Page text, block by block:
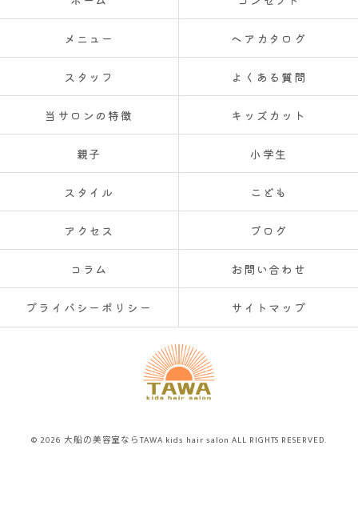
メニュー ヘアカタログ
スタッフ よくある質問
当サロンの特徴 キッズカット
親子 小学生
スタイル こども
アクセス ブログ
コラム お問い合わせ
プライバシーポリシー サイトマップ
© 2026 大船の美容室ならTAWA kids hair salon ALL RIGHTS RESERVED.